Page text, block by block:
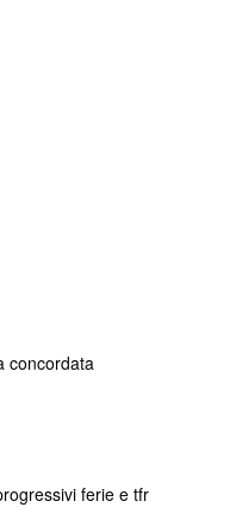
concordata
ferie e tfr